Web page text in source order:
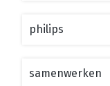
philips
samenwerken